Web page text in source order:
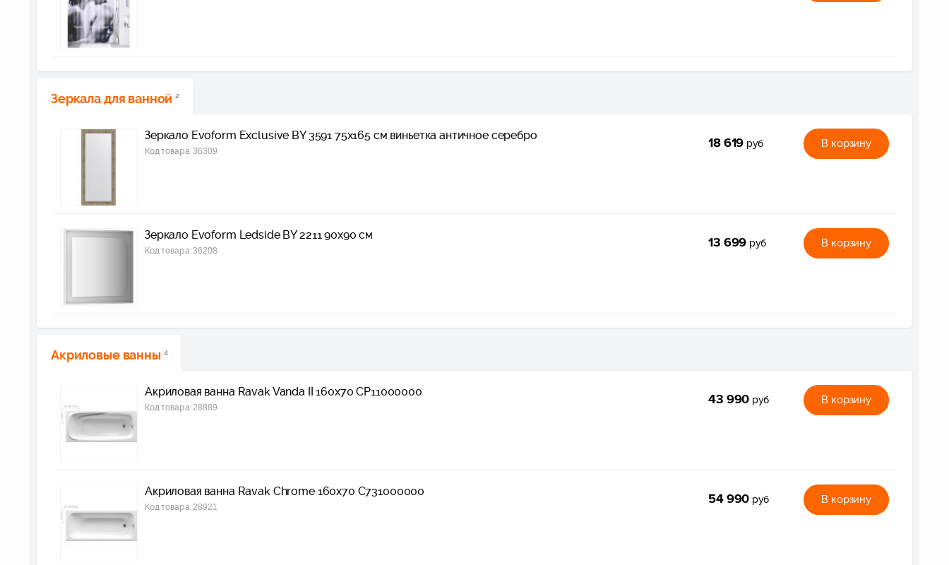
Зеркала для ванной 2
Зеркало Evoform Exclusive BY 3591 75x165 см виньетка античное серебро
Код товара:36309 18 619 руб В корзину
Зеркало Evoform Ledside BY 2211 90x90 см
Код товара:36208 13 699 руб В корзину
Акриловые ванны 4
Акриловая ванна Ravak Vanda II 160х70 CP11000000
Код товара: 28889 43 990 руб В корзину
Акриловая ванна Ravak Chrome 160х70 C731000000
Код товара: 28921 54 990 руб В корзину